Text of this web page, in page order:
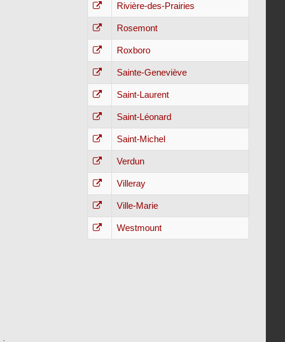
Rivière-des-Prairies
Rosemont
Roxboro
Sainte-Geneviève
Saint-Laurent
Saint-Léonard
Saint-Michel
Verdun
Villeray
Ville-Marie
Westmount